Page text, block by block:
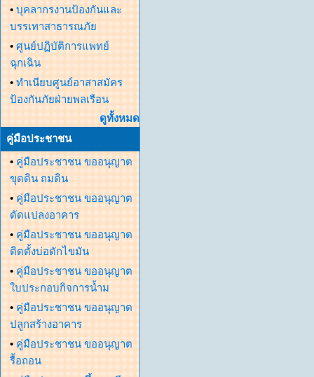
• บุคลากรงานป้องกันและ
บรรเทาสาธารณภัย
• ศูนย์ปฏิบัติการแพทย์
ฉุกเฉิน
• ทำเนียบศูนย์อาสาสมัคร
ป้องกันภัยฝ่ายพลเรือน
ดูทั้งหมด
คู่มือประชาชน
• คู่มือประชาชน ขออนุญาต
ขุดดิน ถมดิน
• คู่มือประชาชน ขออนุญาต
ดัดแปลงอาคาร
• คู่มือประชาชน ขออนุญาต
ติดตั้งบ่อดักไขมัน
• คู่มือประชาชน ขออนุญาต
ใบประกอบกิจการน้ำม
• คู่มือประชาชน ขออนุญาต
ปลูกสร้างอาคาร
• คู่มือประชาชน ขออนุญาต
รื้อถอน